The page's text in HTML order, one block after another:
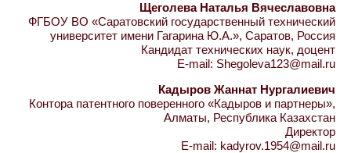
Щеголева Наталья Вячеславовна
ФГБОУ ВО «Саратовский государственный технический
университет имени Гагарина Ю.А.», Саратов, Россия
Кандидат технических наук, доцент
E-mail: Shegoleva123@mail.ru
Кадыров Жаннат Нургалиевич
Контора патентного поверенного «Кадыров и партнеры»,
Алматы, Республика Казахстан
Директор
E-mail: kadyrov.1954@mail.ru